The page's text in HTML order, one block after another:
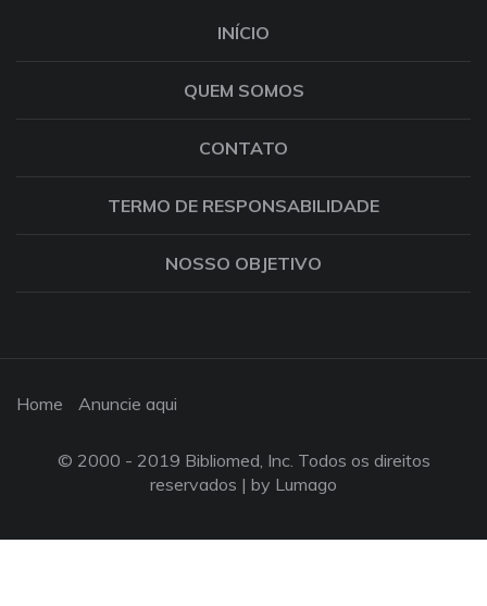
INÍCIO
QUEM SOMOS
CONTATO
TERMO DE RESPONSABILIDADE
NOSSO OBJETIVO
Home Anuncie aqui
© 2000 - 2019 Bibliomed, Inc. Todos os direitos
reservados | by Lumago